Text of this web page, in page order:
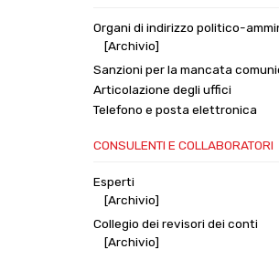
Organi di indirizzo politico-
[Archivio]
Sanzioni per la mancata
Articolazione degli uffici
Telefono e posta elettronica
CONSULENTI E COLLABORATORI
Esperti
[Archivio]
Collegio dei revisori dei conti
[Archivio]